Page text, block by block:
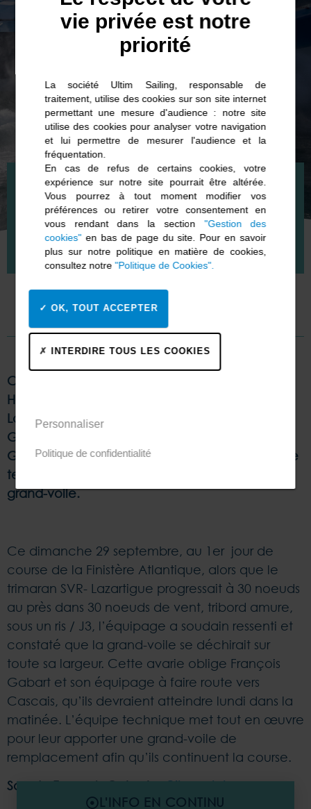
L'INFO EN CONTINU
29 SEPTEMBRE 2024
SUITE À UNE AVARIE DE GRAND-VOILE,
LE TRIMARAN SVR – LAZARTIGUE FAIT
ROUTE VERS CASCAIS
Ce dimanche 29 septembre à 4h00 TU (6h00
Heure Française), alors que le trimaran SVR-
Lazartigue progressait dans le golfe de
Gascogne sur la Finistère Atlantique, François
Gabart et son équipage ont contacté la cellule
technique pour l’informer d’une avarie sur la
grand-voile.
Ce dimanche 29 septembre, au 1er jour de
course de la Finistère Atlantique, alors que le
trimaran SVR- Lazartigue progressait à 30 noeuds
au près dans 30 noeuds de vent, tribord amure,
sous un ris / J3, l’équipage a soudain ressenti et
constaté que la grand-voile se déchirait sur
toute sa largeur. Cette avarie oblige François
Gabart et son équipage à faire route vers
Cascais, qu’ils devraient atteindre lundi dans la
matinée. L’équipe technique met tout en œuvre
pour leur apporter une grand-voile de
remplacement afin qu’ils continuent la course.
Son de François Gabart >Cliquer ici
vie privée est notre
priorité
La société Ultim Sailing, responsable de
traitement, utilise des cookies sur son site internet
permettant une mesure d'audience : notre site
utilise des cookies pour analyser votre navigation
et lui permettre de mesurer l'audience et la
fréquentation.
En cas de refus de certains cookies, votre
expérience sur notre site pourrait être altérée.
Vous pourrez à tout moment modifier vos
préférences ou retirer votre consentement en
vous rendant dans la section "Gestion des
cookies"en bas de page du site. Pour en savoir
plus sur notre politique en matière de cookies,
consultez notre"Politique de Cookies".
OK, TOUT ACCEPTER
INTERDIRE TOUS LES COOKIES
Personnaliser
Politique de confidentialité